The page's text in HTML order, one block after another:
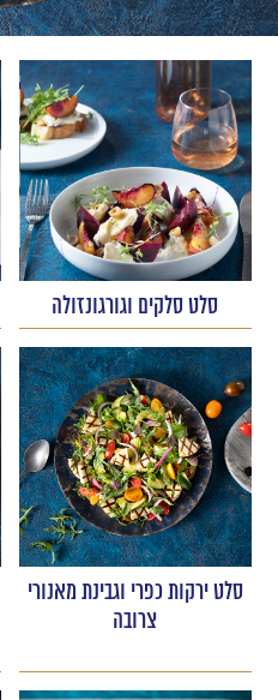
סלט סלקים וגורגונזולה
סלט ירקות כפרי וגבינת מאנורי
צרובה